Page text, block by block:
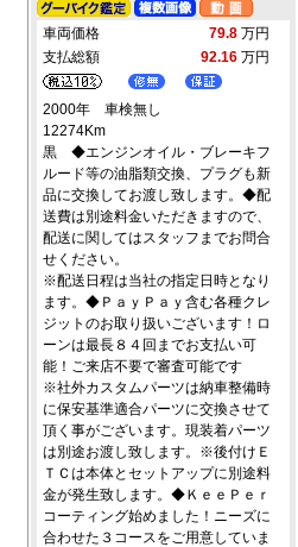
車両価格 79.8 万円
支払総額
92.16 万円
2000年 車検無し
12274Km
黒 ◆エンジンオイル・ブレーキフ
ルード等の油脂類交換、プラグも新
品に交換してお渡し致します。◆配
送費は別途料金いただきますので、
配送に関してはスタッフまでお問合
せください。
※配送日程は当社の指定日時となり
ます。◆ＰａｙＰａｙ含む各種クレ
ジットのお取り扱いございます！ロ
ーンは最長８４回までお支払い可
能！ご来店不要で審査可能です
※社外カスタムパーツは納車整備時
に保安基準適合パーツに交換させて
頂く事がございます。現装着パーツ
は別途お渡し致します。※後付けＥ
ＴＣは本体とセットアップに別途料
金が発生致します。◆ＫｅｅＰｅｒ
コーティング始めました！ニーズに
合わせた３コースをご用意していま